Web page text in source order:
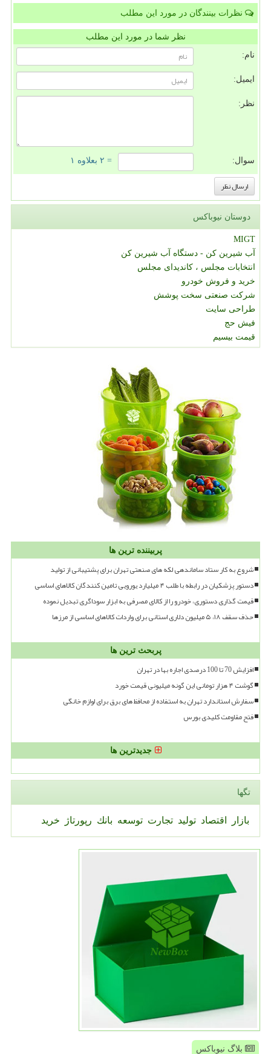
نظرات بینندگان در مورد این مطلب
نظر شما در مورد این مطلب
نام:
ایمیل:
نظر:
سوال: = ۲ بعلاوه ۱
دوستان نیوباکس
MIGT
آب شیرین کن - دستگاه آب شیرین کن
انتخابات مجلس ، کاندیدای مجلس
خرید و فروش خودرو
شرکت صنعتی سخت پوشش
طراحی سایت
فیش حج
قیمت بیسیم
پربیننده ترین ها
شروع به کار ستاد ساماندهی لکه های صنعتی تهران برای پشتیبانی از تولید
دستور پزشکیان در رابطه با طلب ۴ میلیارد یورویی تامین کنندگان کالاهای اساسی
قیمت گذاری دستوری، خودرو را از کالای مصرفی به ابزار سوداگری تبدیل نموده
حذف سقف ۱۸، ۵ میلیون دلاری استانی برای واردات کالاهای اساسی از مرزها
پربحث ترین ها
افزایش 70 تا 100 درصدی اجاره بها در تهران
گوشت ۴ هزار تومانی این گونه میلیونی قیمت خورد
سفارش استاندارد تهران به استفاده از محافظ های برق برای لوازم خانگی
فتح مقاومت کلیدی بورس
جدیدترین ها
تگها
بازار اقتصاد تولید تجارت توسعه بانك رپورتاژ خرید
بلاگ نیوباکس